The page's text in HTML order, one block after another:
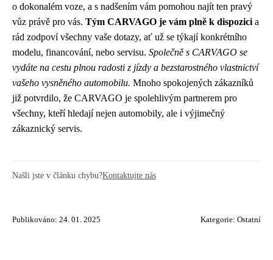
o dokonalém voze, a s nadšením vám pomohou najít ten pravý
vůz právě pro vás. Tým CARVAGO je vám plně k dispozici a
rád zodpoví všechny vaše dotazy, ať už se týkají konkrétního
modelu, financování, nebo servisu. Společně s CARVAGO se
vydáte na cestu plnou radosti z jízdy a bezstarostného vlastnictví
vašeho vysněného automobilu. Mnoho spokojených zákazníků
již potvrdilo, že CARVAGO je spolehlivým partnerem pro
všechny, kteří hledají nejen automobily, ale i výjimečný
zákaznický servis.
Našli jste v článku chybu?Kontaktujte nás
Publikováno: 24. 01. 2025 Kategorie: Ostatní